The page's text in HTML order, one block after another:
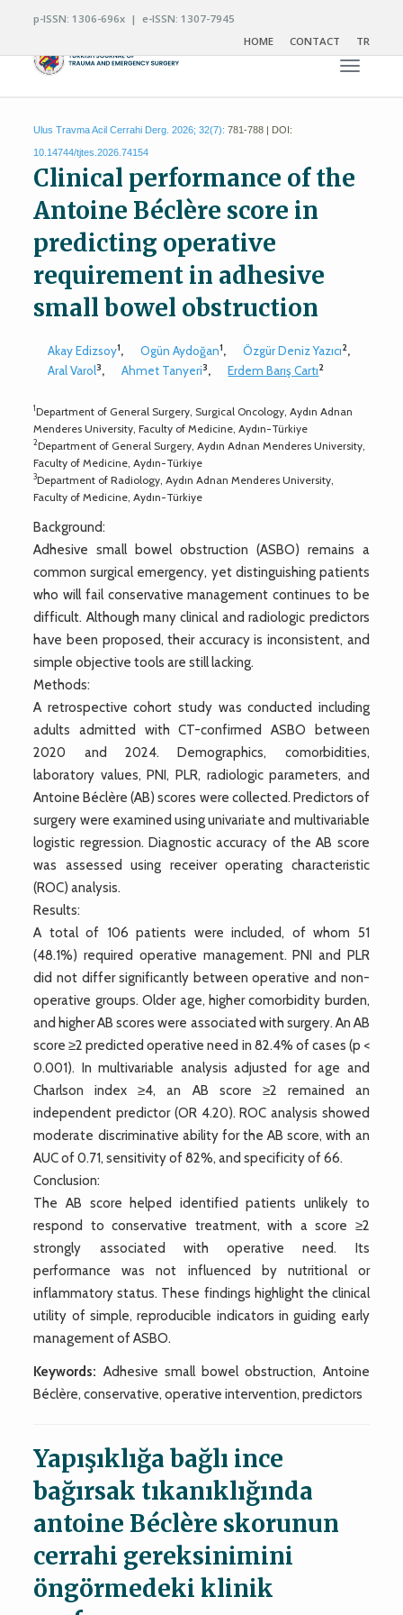
p-ISSN: 1306-696x | e-ISSN: 1307-7945
HOME
CONTACT TR
Toggle
Ulus Travma Acil Cerrahi Derg. 2026; 32(7): 781-788 | DOI:
10.14744/tjtes.2026.74154
Clinical performance of the
Antoine Béclère score in
predicting operative
requirement in adhesive
small bowel obstruction
Akay Edizsoy1, Ogün Aydoğan1, Özgür Deniz Yazıcı2,
Aral Varol3, Ahmet Tanyeri3, Erdem Barış Cartı2
1Department of General Surgery, Surgical Oncology, Aydın Adnan
Menderes University, Faculty of Medicine, Aydın-Türkiye
2Department of General Surgery, Aydın Adnan Menderes University,
Faculty of Medicine, Aydın-Türkiye
3Department of Radiology, Aydın Adnan Menderes University,
Faculty of Medicine, Aydın-Türkiye
Background:
Adhesive small bowel obstruction (ASBO) remains a
common surgical emergency, yet distinguishing patients
who will fail conservative management continues to be
difficult. Although many clinical and radiologic predictors
have been proposed, their accuracy is inconsistent, and
simple objective tools are still lacking.
Methods:
A retrospective cohort study was conducted including
adults admitted with CT-confirmed ASBO between
2020 and 2024. Demographics, comorbidities,
laboratory values, PNI, PLR, radiologic parameters, and
Antoine Béclère (AB) scores were collected. Predictors of
surgery were examined using univariate and multivariable
logistic regression. Diagnostic accuracy of the AB score
was assessed using receiver operating characteristic
(ROC) analysis.
Results:
A total of 106 patients were included, of whom 51
(48.1%) required operative management. PNI and PLR
did not differ significantly between operative and non-
operative groups. Older age, higher comorbidity burden,
and higher AB scores were associated with surgery. An AB
score ≥2 predicted operative need in 82.4% of cases (p <
0.001). In multivariable analysis adjusted for age and
Charlson index ≥4, an AB score ≥2 remained an
independent predictor (OR 4.20). ROC analysis showed
moderate discriminative ability for the AB score, with an
AUC of 0.71, sensitivity of 82%, and specificity of 66.
Conclusion:
The AB score helped identified patients unlikely to
respond to conservative treatment, with a score ≥2
strongly associated with operative need. Its
performance was not influenced by nutritional or
inflammatory status. These findings highlight the clinical
utility of simple, reproducible indicators in guiding early
management of ASBO.
Keywords: Adhesive small bowel obstruction, Antoine
Béclère, conservative, operative intervention, predictors
Yapışıklığa bağlı ince
bağırsak tıkanıklığında
antoine Béclère skorunun
cerrahi gereksinimini
öngörmedeki klinik